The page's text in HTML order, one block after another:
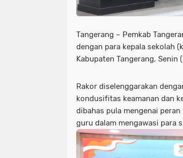
Tangerang – Pemkab
dengan para kepala sekolah
Kabupaten Tangerang, Senin
Rakor diselenggarakan
kondusifitas keamanan dan
dibahas pula mengenai
guru dalam mengawasi para